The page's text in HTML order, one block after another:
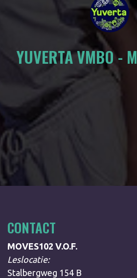
YUVERTA VMBO -
CONTACT
MOVES102 V.O.F.
Leslocatie:
Stalbergweg 154 B